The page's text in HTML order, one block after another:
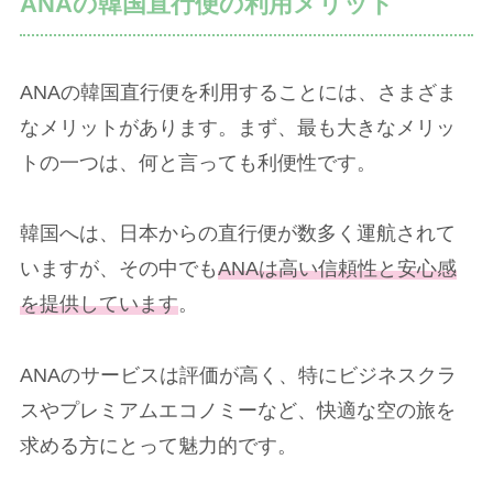
ANAの韓国直行便を利用することには、さまざま
なメリットがあります。まず、最も大きなメリッ
トの一つは、何と言っても利便性です。
韓国へは、日本からの直行便が数多く運航されて
いますが、その中でもANAは高い信頼性と安心感
を提供しています。
ANAのサービスは評価が高く、特にビジネスクラ
スやプレミアムエコノミーなど、快適な空の旅を
求める方にとって魅力的です。